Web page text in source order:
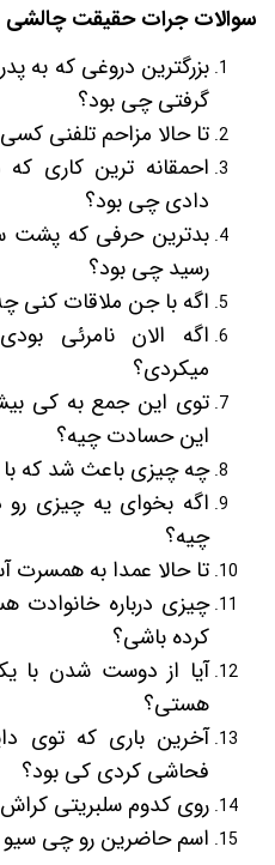
سوالات جرات حقیقت
بزرگترین دروغی که به
گرفتی چی بود؟
تا حالا مزاحم تلفنی
احمقانه ترین کاری که
دادی چی بود؟
بدترین حرفی که
رسید چی بود؟
اگه با جن ملاقات کنی
اگه الان نامرئی
میکردی؟
توی این جمع به کی
این حسادت چیه؟
چه چیزی باعث شد که
اگه بخوای یه چیزی
چیه؟
تا حالا عمدا به
چیزی درباره
کرده باشی؟
آیا از دوست شدن با
هستی؟
آخرین باری که توی
فحاشی کردی کی بود؟
روی کدوم سلبریتی
اسم حاضرین رو چی